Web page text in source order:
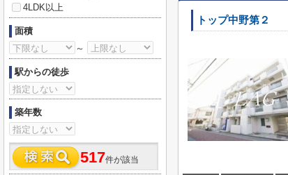
トップ中野第２
4LDK以上
面積
～
駅からの徒歩
築年数
517件が該当